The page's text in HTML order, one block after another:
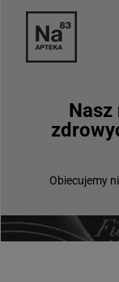
Obiecujemy